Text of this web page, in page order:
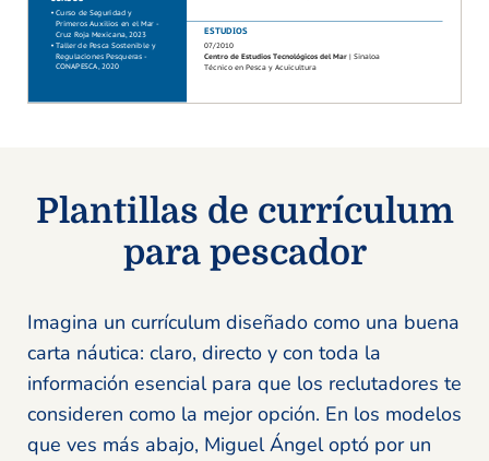
Plantillas de currículum
para pescador
Imagina un currículum diseñado como una buena
carta náutica: claro, directo y con toda la
información esencial para que los reclutadores te
consideren como la mejor opción. En los modelos
que ves más abajo, Miguel Ángel optó por un